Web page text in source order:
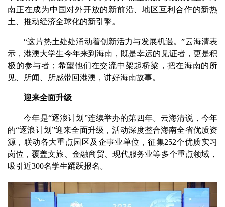
南正在成为中国对外开放的新前沿、地区互利合作的新热
土、推动经济全球化的新引擎。
“这片热土处处涌动着创新活力与发展机遇。”云海清表
示，港澳大学生今年来到海南，既是幸运的见证者，更是积
极的参与者；希望他们在交流中架起桥梁，把在海南的所
见、所闻、所感带回港澳，讲好海南故事。
迎来全面升级
今年是“逐浪计划”连续举办的第四年。云海清说，今年
的“逐浪计划”迎来全面升级，活动深度整合海南全省优质资
源，联动各大重点园区及企事业单位，征集252个优质实习
岗位，覆盖文旅、金融商贸、现代服务业等多个重点领域，
吸引近300名学生踊跃报名。